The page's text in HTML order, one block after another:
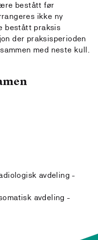
bestått før
ikke ny
bestått praksis
der praksisperioden
med neste kull.
avdeling -
avdeling -